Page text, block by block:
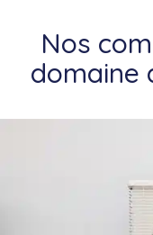
Nos
domaine